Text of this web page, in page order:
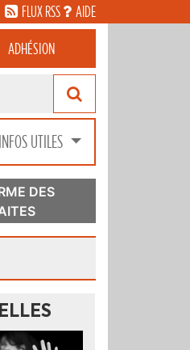
FLUX RSS AIDE
ADHÉSION
INFOS UTILES
DES